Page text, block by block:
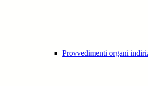
Provvedimenti organi